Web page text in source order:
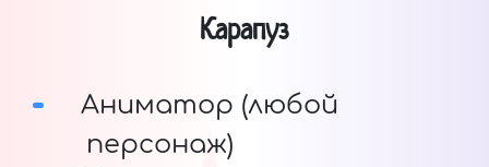
Карапуз
Аниматор (любой
персонаж)